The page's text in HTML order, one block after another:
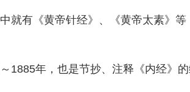
就有《黄帝针经》、《黄帝太素》
1885年，也是节抄、注释《内经》的